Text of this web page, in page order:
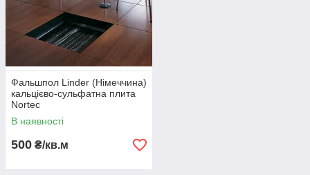
Фальшпол Linder (Німеччина)
кальцієво-сульфатна плита
Nortec
В наявності
500 ₴/кв.м